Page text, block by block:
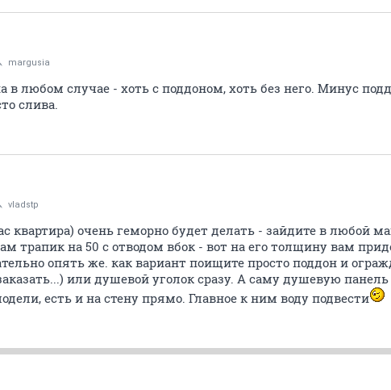
margusia
в любом случае - хоть с поддоном, хоть без него. Минус
слива.
vladstp
квартира) очень геморно будет делать - зайдите в любой
трапик на 50 с отводом вбок - вот на его толщину вам
опять же. как вариант поищите просто поддон и
или душевой уголок сразу. А саму душевую
есть и на стену прямо. Главное к ним воду подвести